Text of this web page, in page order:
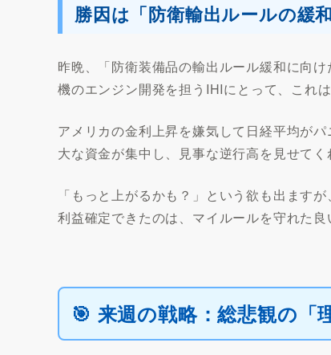
勝因は「防衛輸出ルールの緩
昨晩、「防衛装備品の輸出ルール緩和に向
機のエンジン開発を担うIHIにとって、これ
アメリカの金利上昇を嫌気して日経平均が
大な資金が集中し、見事な逆行高を見せてく
「もっと上がるかも？」という欲も出ます
利益確定できたのは、マイルールを守れた良
🎯 来週の戦略：総悲観の「